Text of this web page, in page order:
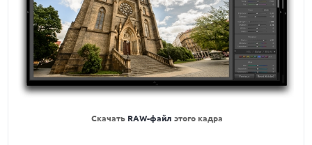
Скачать RAW-файл этого кадра